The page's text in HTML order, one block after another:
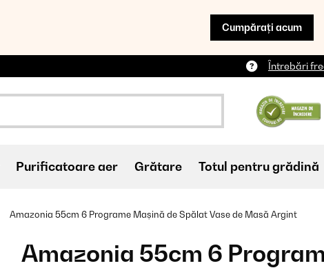
Cumpărați acum
Întrebări
Purificatoare aer Grătare Totul pentru grădină
Amazonia 55cm 6 Programe Mașină de Spălat Vase de Masă Argint
Amazonia 55cm 6